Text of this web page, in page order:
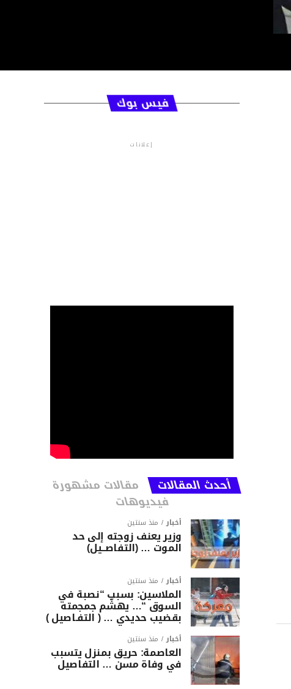
فيس بوك
إعلانات
أحدث المقالات مقالات مشهورة
فيديوهات
أخبار منذ سنتين
وزير يعنف زوجته إلى حد
الموت … (التفاصــيل)
أخبار منذ سنتين
الملاسين: بسبب “نصبة في
السوق “… يهشّم جمجمته
بقضيب حديدي … ( التفـاصيل )
أخبار منذ سنتين
العاصمة: حريق بمنزل يتسبب
في وفاة مسن … التفاصيل